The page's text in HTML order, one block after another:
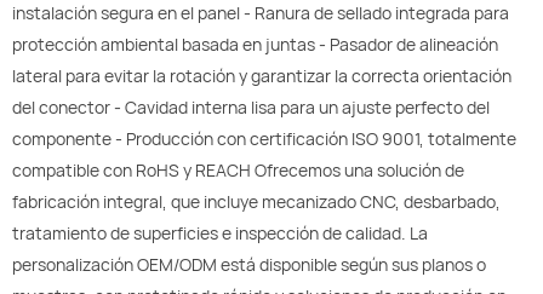
instalación segura en el panel - Ranura de sellado integrada para
protección ambiental basada en juntas - Pasador de alineación
lateral para evitar la rotación y garantizar la correcta orientación
del conector - Cavidad interna lisa para un ajuste perfecto del
componente - Producción con certificación ISO 9001, totalmente
compatible con RoHS y REACH Ofrecemos una solución de
fabricación integral, que incluye mecanizado CNC, desbarbado,
tratamiento de superficies e inspección de calidad. La
personalización OEM/ODM está disponible según sus planos o